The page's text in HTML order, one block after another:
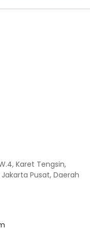
Karet Tengsin,
Pusat, Daerah